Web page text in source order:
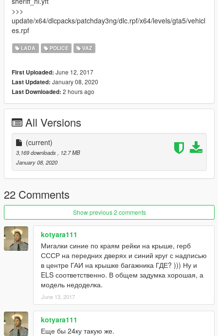
>>>
update/x64/dlcpacks/patchday3ng/dlc.rpf/x64/levels/gta5/vehicl
es.rpf
LADA POLICE VAZ
First Uploaded: June 12, 2017
Last Updated: January 08, 2020
Last Downloaded: 2 hours ago
All Versions
(current)
3,169 downloads
, 12.7 MB
January 08, 2020
22 Comments
Show previous 2 comments
kotyara111
Мигалки синие по краям рейки на крыше, герб
СССР на передних дверях и синий круг с надписью
в центре ГАИ на крышке багажника ГДЕ? ))) Ну и
ELS соответственно. В общем задумка хорошая, а
модель недоделка.
June 13, 2017
kotyara111
Еще бы 24ку такую же.